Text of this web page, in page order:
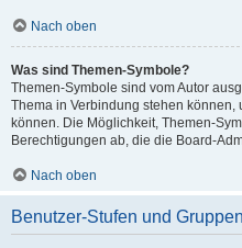
Nach oben
Was sind Themen-Symbole?
Themen-Symbole sind vom Autor
Thema in Verbindung stehen
können. Die Möglichkeit, Themen-
Berechtigungen ab, die die Board-
Nach oben
Benutzer-Stufen und Gruppen